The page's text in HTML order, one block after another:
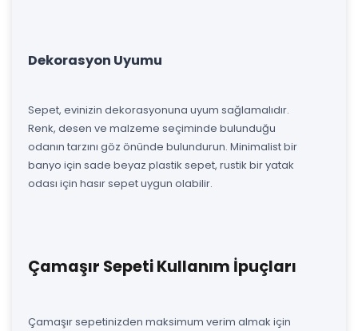
Dekorasyon Uyumu
Sepet, evinizin dekorasyonuna uyum sağlamalıdır.
Renk, desen ve malzeme seçiminde bulunduğu
odanın tarzını göz önünde bulundurun. Minimalist bir
banyo için sade beyaz plastik sepet, rustik bir yatak
odası için hasır sepet uygun olabilir.
Çamaşır Sepeti Kullanım İpuçları
Çamaşır sepetinizden maksimum verim almak için